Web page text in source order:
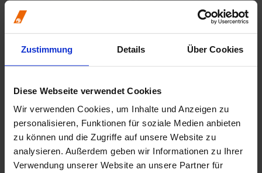
Zustimmung Details Über Cookies
Diese Webseite verwendet Cookies
Wir verwenden Cookies, um Inhalte und Anzeigen zu
personalisieren, Funktionen für soziale Medien anbieten
zu können und die Zugriffe auf unsere Website zu
analysieren. Außerdem geben wir Informationen zu Ihrer
Verwendung unserer Website an unsere Partner für
Bauliche Anforderungen
Brandschutz
Datenschutz
Handbuch der Zahnärztekammer Nordrhein
Integrierte Begehung
Medical Device Regulation (MDR)
Qualitätsmanagement / ZQMS
Strahlenschutz
Studium und Berufseinstieg